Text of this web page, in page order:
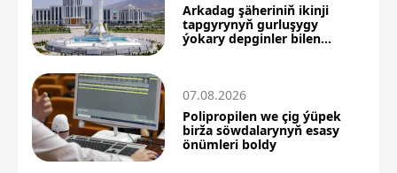
Arkadag şäheriniň ikinji
tapgyrynyň gurluşygy
ýokary depginler bilen
07.08.2026
Polipropilen we çig ýüpek
birža söwdalarynyň esasy
önümleri boldy